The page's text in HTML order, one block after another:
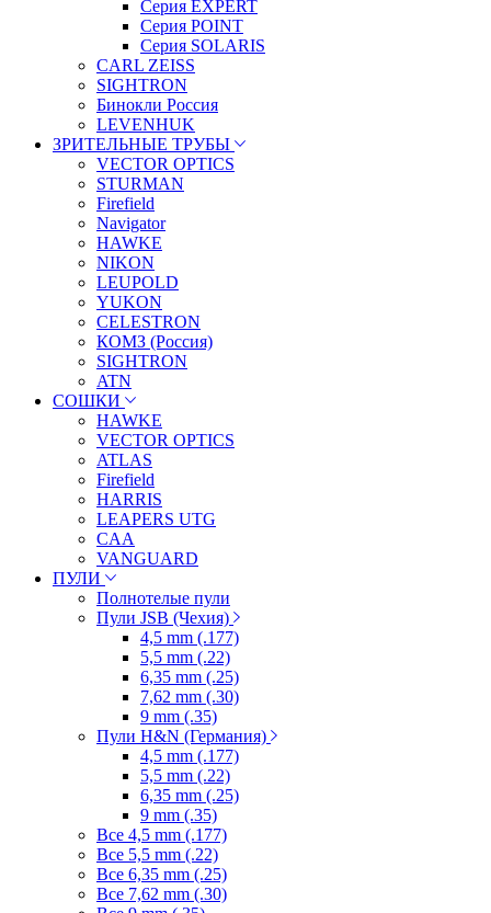
Серия EXPERT
Серия POINT
Серия SOLARIS
CARL ZEISS
SIGHTRON
Бинокли Россия
LEVENHUK
ЗРИТЕЛЬНЫЕ ТРУБЫ
VECTOR OPTICS
STURMAN
Firefield
Navigator
HAWKE
NIKON
LEUPOLD
YUKON
CELESTRON
КОМЗ (Россия)
SIGHTRON
ATN
СОШКИ
HAWKE
VECTOR OPTICS
ATLAS
Firefield
HARRIS
LEAPERS UTG
CAA
VANGUARD
ПУЛИ
Полнотелые пули
Пули JSB (Чехия)
4,5 mm (.177)
5,5 mm (.22)
6,35 mm (.25)
7,62 mm (.30)
9 mm (.35)
Пули H&N (Германия)
4,5 mm (.177)
5,5 mm (.22)
6,35 mm (.25)
9 mm (.35)
Все 4,5 mm (.177)
Все 5,5 mm (.22)
Все 6,35 mm (.25)
Все 7,62 mm (.30)